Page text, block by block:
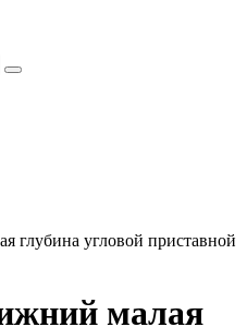
глубина угловой приставной
малая